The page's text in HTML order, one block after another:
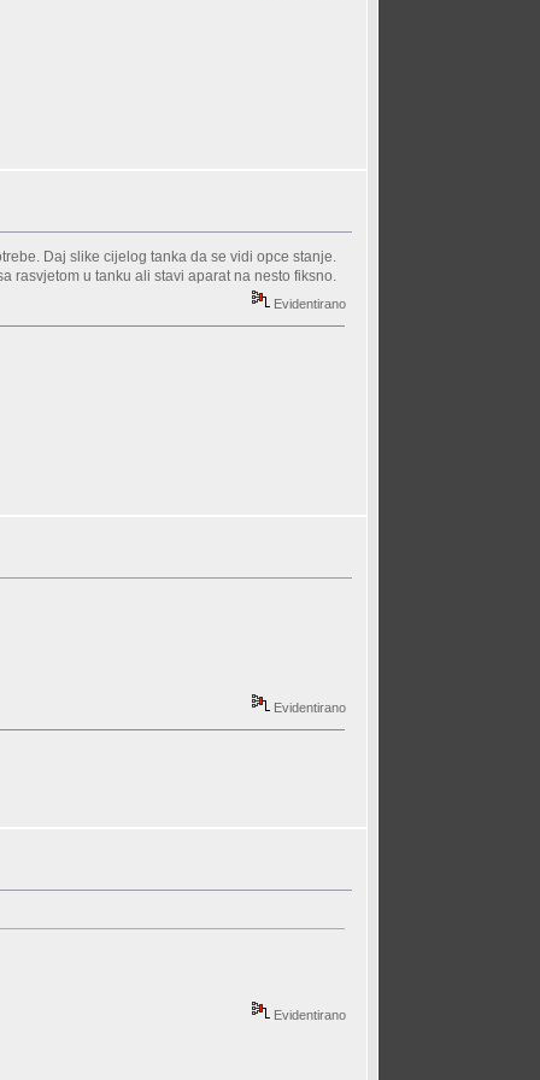
Daj slike cijelog tanka da se vidi opce stanje.
rasvjetom u tanku ali stavi aparat na nesto fiksno.
Evidentirano
Evidentirano
Evidentirano